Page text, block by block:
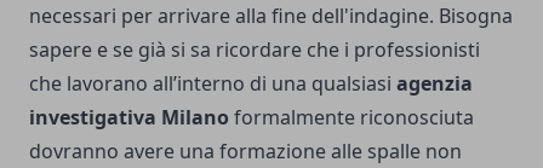
necessari per arrivare alla fine dell'indagine. Bisogna
sapere e se già si sa ricordare che i professionisti
che lavorano all’interno di una qualsiasi agenzia
investigativa Milano formalmente riconosciuta
dovranno avere una formazione alle spalle non